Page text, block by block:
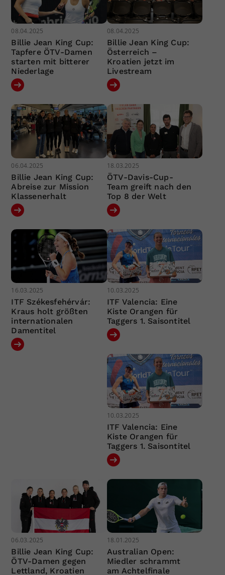
08.04.2025
Billie Jean King Cup:
Tapfere ÖTV-Damen
starten mit bitterer
Niederlage
08.04.2025
Billie Jean King Cup:
Österreich –
Kroatien jetzt im
Livestream
06.04.2025
Billie Jean King Cup:
Abreise zur Mission
Klassenerhalt
18.03.2025
ÖTV-Davis-Cup-
Team greift nach den
Top 8 der Welt
16.03.2025
ITF Székesfehérvár:
Kraus holt größten
internationalen
Damentitel
10.03.2025
ITF Valencia: Eine
Kiste Orangen für
Taggers 1. Saisontitel
10.03.2025
ITF Valencia: Eine
Kiste Orangen für
Taggers 1. Saisontitel
06.03.2025
Billie Jean King Cup:
ÖTV-Damen gegen
Lettland, Kroatien
18.01.2025
Australian Open:
Miedler schrammt
am Achtelfinale